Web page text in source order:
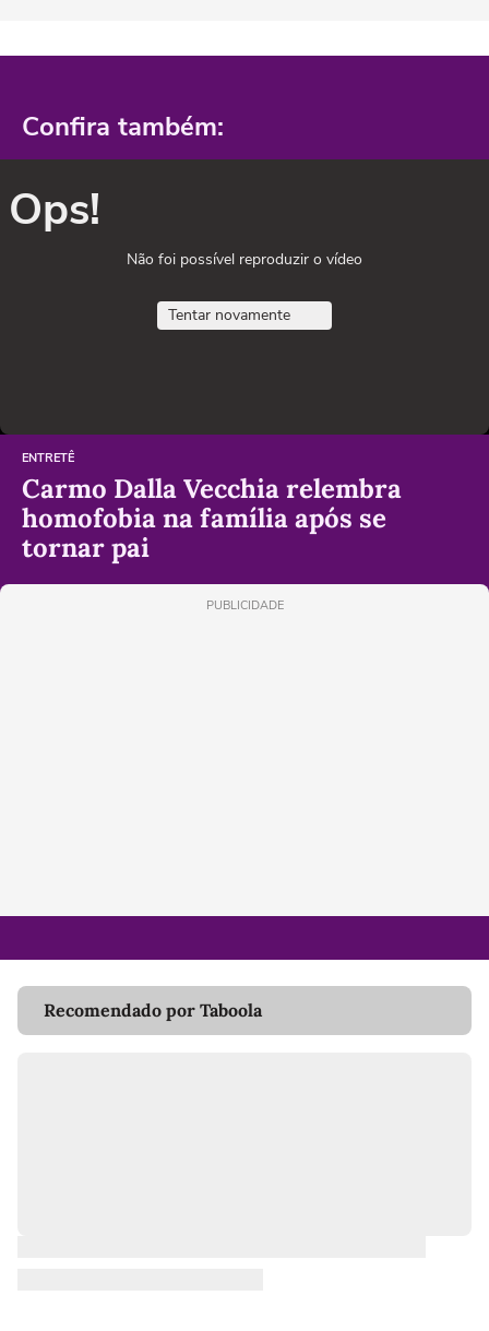
Confira também:
Ops!
Não foi possível reproduzir o vídeo
Tentar novamente
ENTRETÊ
Carmo Dalla Vecchia relembra
homofobia na família após se
tornar pai
PUBLICIDADE
Recomendado por Taboola